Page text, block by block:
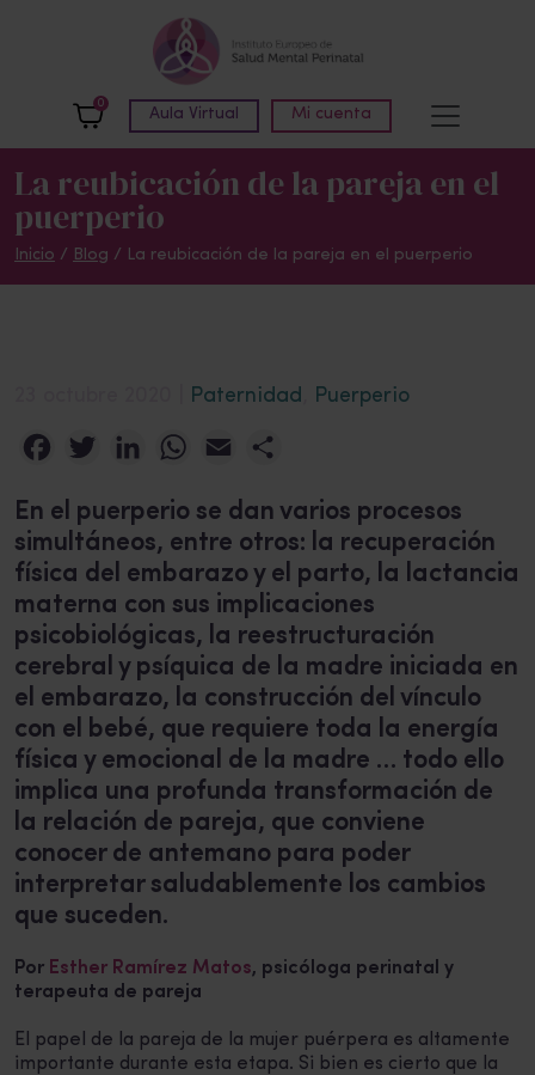
0
Aula Virtual Mi cuenta
La reubicación de la pareja en el
puerperio
Inicio / Blog / La reubicación de la pareja en el puerperio
Paternidad Puerperio
FacebookTwitterLinkedInWhatsApp
Email
En el puerperio se dan varios procesos
simultáneos, entre otros: la recuperación
física del embarazo y el parto, la lactancia
materna con sus implicaciones
psicobiológicas, la reestructuración
cerebral y psíquica de la madre iniciada en
el embarazo, la construcción del vínculo
con el bebé, que requiere toda la energía
física y emocional de la madre … todo ello
implica una profunda transformación de
la relación de pareja, que conviene
conocer de antemano para poder
interpretar saludablemente los cambios
que suceden.
Por Esther Ramírez Matos, psicóloga perinatal y
terapeuta de pareja
El papel de la pareja de la mujer puérpera es altamente
importante durante esta etapa. Si bien es cierto que la